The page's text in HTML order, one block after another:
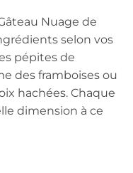
Nuage de
selon vos
pépites de
des framboises ou
hachées. Chaque
dimension à ce